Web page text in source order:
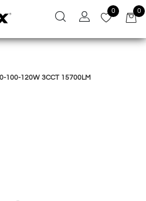
0 0
100-120W 3CCT 15700LM